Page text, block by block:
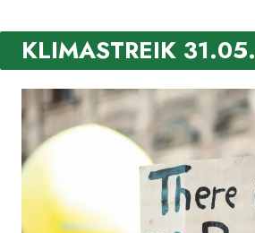
KLIMASTREIK 31.05.